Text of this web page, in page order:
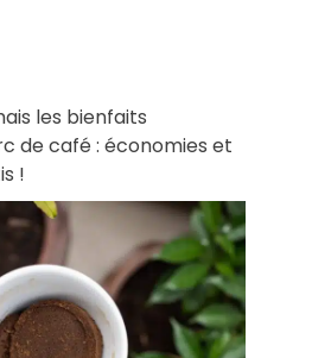
les bienfaits
de café : économies et
!